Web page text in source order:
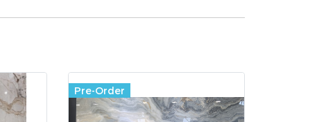
Pre-Order